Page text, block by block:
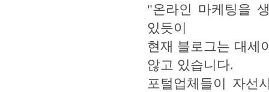
"온라인 마케팅을
있듯이
현재 블로그는 대세
않고 있습니다.
포털업체들이 자선